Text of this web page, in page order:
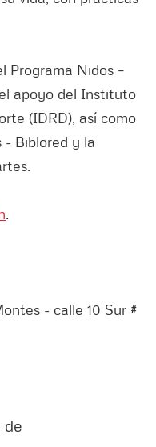
Programa Nidos –
apoyo del Instituto
(IDRD), así como
- Biblored y la
.
- calle 10 Sur #
de